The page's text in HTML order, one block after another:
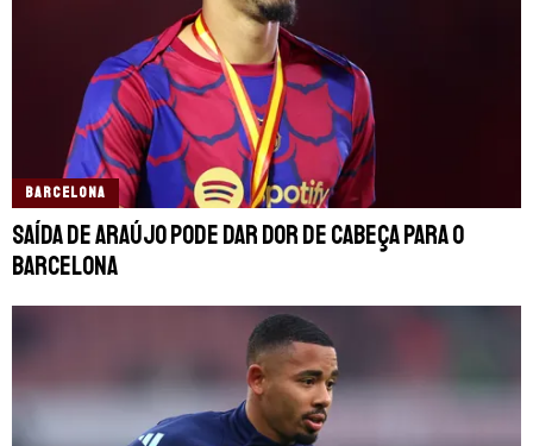
BARCELONA
Saída de Araújo pode dar dor de cabeça para o
Barcelona